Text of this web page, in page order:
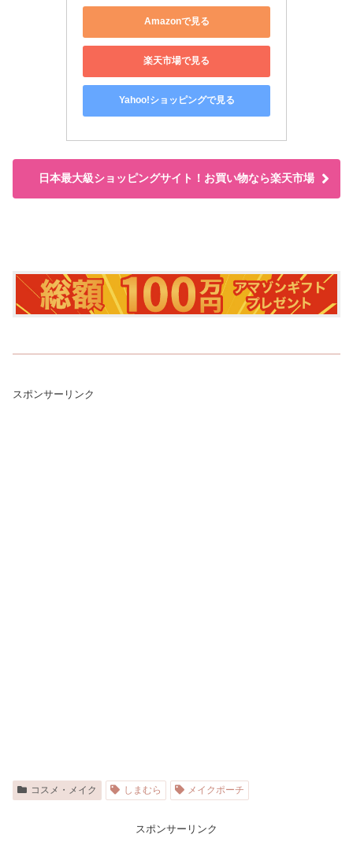
Amazonで見る
楽天市場で見る
Yahoo!ショッピングで見る
日本最大級ショッピングサイト！お買い物なら楽天市場
スポンサーリンク
コスメ・メイク しまむら メイクポーチ
スポンサーリンク